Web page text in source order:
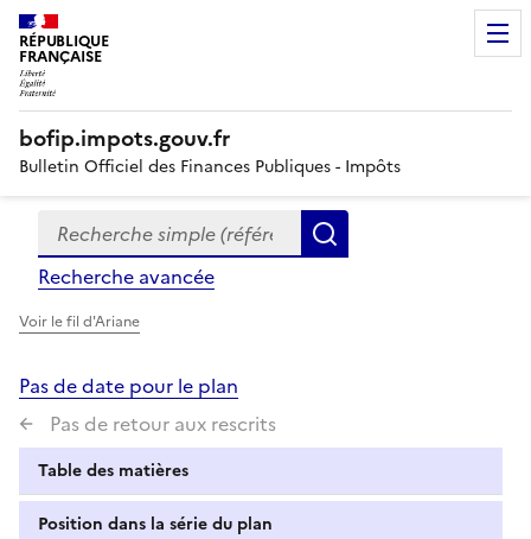
RÉPUBLIQUE
FRANÇAISE
bofip.impots.gouv.fr
Bulletin Officiel des Finances Publiques - Impôts
Formulaire
de
recherche
Recherche simple (références, mots clés, partie du
Recherche avancée
Voir le fil d'Ariane
Pas de date pour le plan
Pas de retour aux rescrits
Table des matières
Position dans la série du plan